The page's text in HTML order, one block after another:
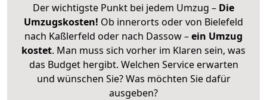
Der wichtigste Punkt bei jedem Umzug – Die
Umzugskosten! Ob innerorts oder von Bielefeld
nach Kaßlerfeld oder nach Dassow –ein Umzug
kostet. Man muss sich vorher im Klaren sein, was
das Budget hergibt. Welchen Service erwarten
und wünschen Sie? Was möchten Sie dafür
ausgeben?